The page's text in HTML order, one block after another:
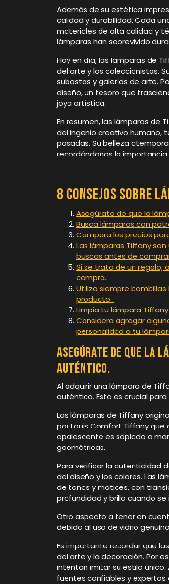
Además de su estética
calidad y durabilidad. Cada
materiales de alta calidad y
lámparas han sobrevivido
Hoy en día, las lámparas de
del arte y los coleccionistas.
subastas y galerías de arte.
diseño, un tesoro que
joya artística.
En resumen, las lámparas de
del ingenio creativo humano,
pasadas. Su belleza
recordándonos la
8 consejos sobre
Asegúrate de que la
Busca lámparas con
Compara los precios
Las lámparas Tiffany
buscas antes de
Si se trata de un regalo,
compra.
Utiliza siempre
producto .
Limpia tu lámpara
Considera agregar
personalidad a tu
Asegúrate de que la
auténtico.
Al adquirir una lámpara de
auténtico. Esto es crucial
Las lámparas de Tiffany
por Louis Comfort Tiffany que
opalescente es soplado a
geométricas.
Para verificar la autenticidad
del diseño y los colores. Las
de tonos y matices, con
profundidad y brillo cuando se
Otro aspecto a tener en
debido al uso de vidrio
Es importante recordar que
del arte y la decoración. Por
intentan imitar su estilo
fuentes confiables y